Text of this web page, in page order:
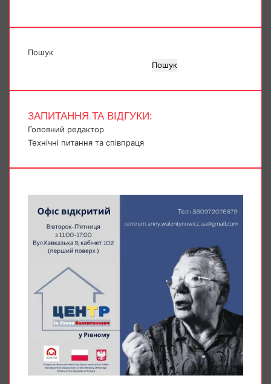
Пошук
Пошук
ЗАПИТАННЯ ТА ВІДГУКИ:
Головний редактор
Технічні питання та співпраця